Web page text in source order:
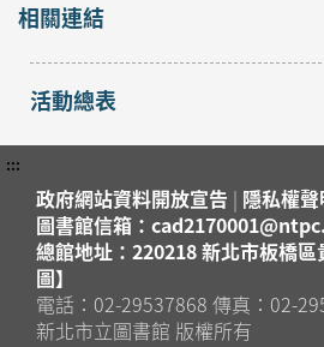
蘆洲區
蘆洲區
蘆洲集賢分館4樓
室
蘆洲區
「防蚊液」手
2026年08月15日
蘆洲集賢分館4樓
相關連結
活動總表
:::
政府網站資料開放宣告 | 隱私權聲
圖書館信箱：
總館地址：220218 新北市板橋
圖】
電話：02-29537868 傳真：02-
新北市立圖書館 版權所有